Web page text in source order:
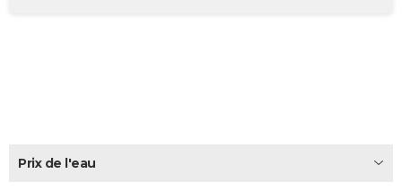
Carte de Noël
Carte Bonne année
Carte Saint-Valentin
Carte Pâques
Carte d'anniversaire
DICTIONNAIRE
Prix de l'eau